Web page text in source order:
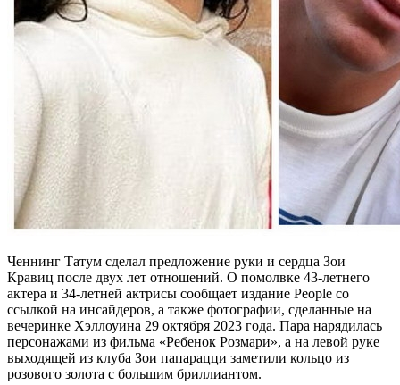
Ченнинг Татум сделал предложение руки и сердца Зои
Кравиц после двух лет отношений. О помолвке 43-летнего
актера и 34-летней актрисы сообщает издание People со
ссылкой на инсайдеров, а также фотографии, сделанные на
вечеринке Хэллоуина 29 октября 2023 года. Пара нарядилась
персонажами из фильма «Ребенок Розмари», а на левой руке
выходящей из клуба Зои папарацци заметили кольцо из
розового золота с большим бриллиантом.